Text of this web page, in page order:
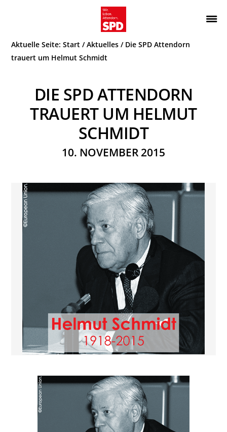
springen
springen
SPD
Leben.
Attendorn.
Aktuelle Seite:Start / Aktuelles /Die SPD Attendorn
trauert um Helmut Schmidt
DIE SPD ATTENDORN
TRAUERT UM HELMUT
SCHMIDT
10. NOVEMBER 2015